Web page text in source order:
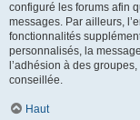
configuré les forums afin
messages. Par ailleurs,
fonctionnalités
personnalisés, la
l’adhésion à des
conseillée.
Haut